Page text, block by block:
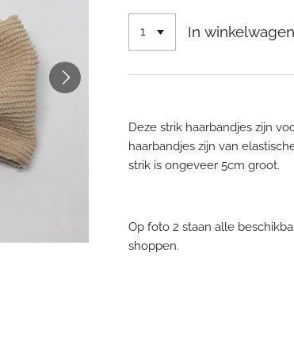
In winkelwagen
Deze strik haarbandjes zijn
haarbandjes zijn van
strik is ongeveer 5cm groot.
Op foto 2 staan alle
shoppen.